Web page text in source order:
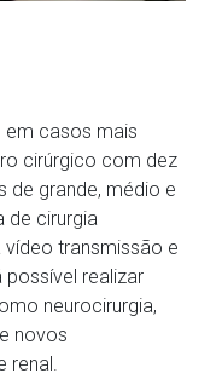
em casos mais
cirúrgico com dez
de grande, médio e
de cirurgia
transmissão e
realizar
neurocirurgia,
novos